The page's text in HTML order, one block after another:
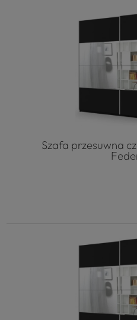
Szafa przesuwna